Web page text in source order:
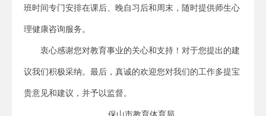
班时间专门安排在课后、晚自习后和周末，随时提供师生心
理健康咨询服务。
衷心感谢您对教育事业的关心和支持！对于您提出的建
议我们积极采纳。最后，真诚的欢迎您对我们的工作多提宝
贵意见和建议，并予以监督。